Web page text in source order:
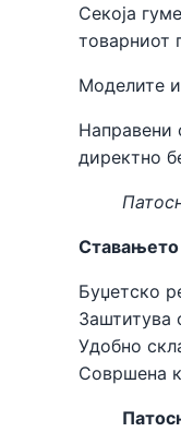
Секоја
товарниот
Моделите
Направени
директно
Ставањето
Буџетско
Заштитува
Удобно
Совршена